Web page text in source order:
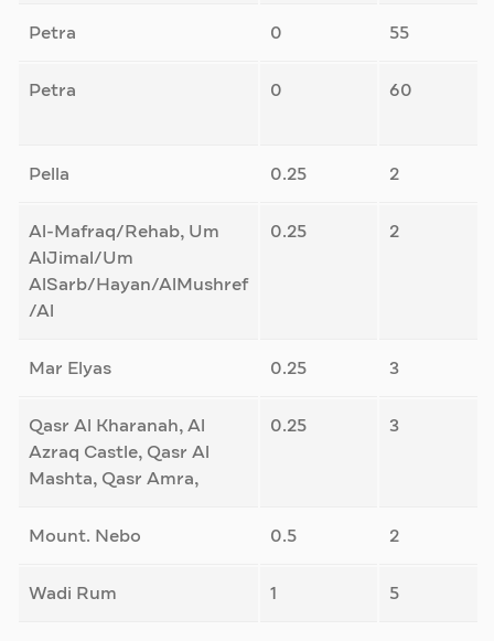
Petra 0 55
Petra 0 60
Pella 0.25 2
Al-Mafraq/Rehab, Um
AlJimal/Um
AlSarb/Hayan/AlMushref
/Al
0.25 2
Mar Elyas 0.25 3
Qasr Al Kharanah, Al
Azraq Castle, Qasr Al
Mashta, Qasr Amra,
0.25 3
Mount. Nebo 0.5 2
Wadi Rum 1 5